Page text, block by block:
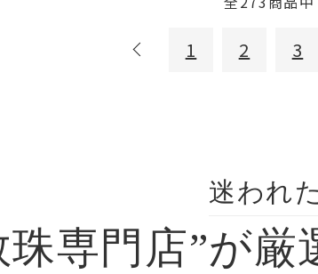
1 2 3
迷われ
珠専門店”が厳